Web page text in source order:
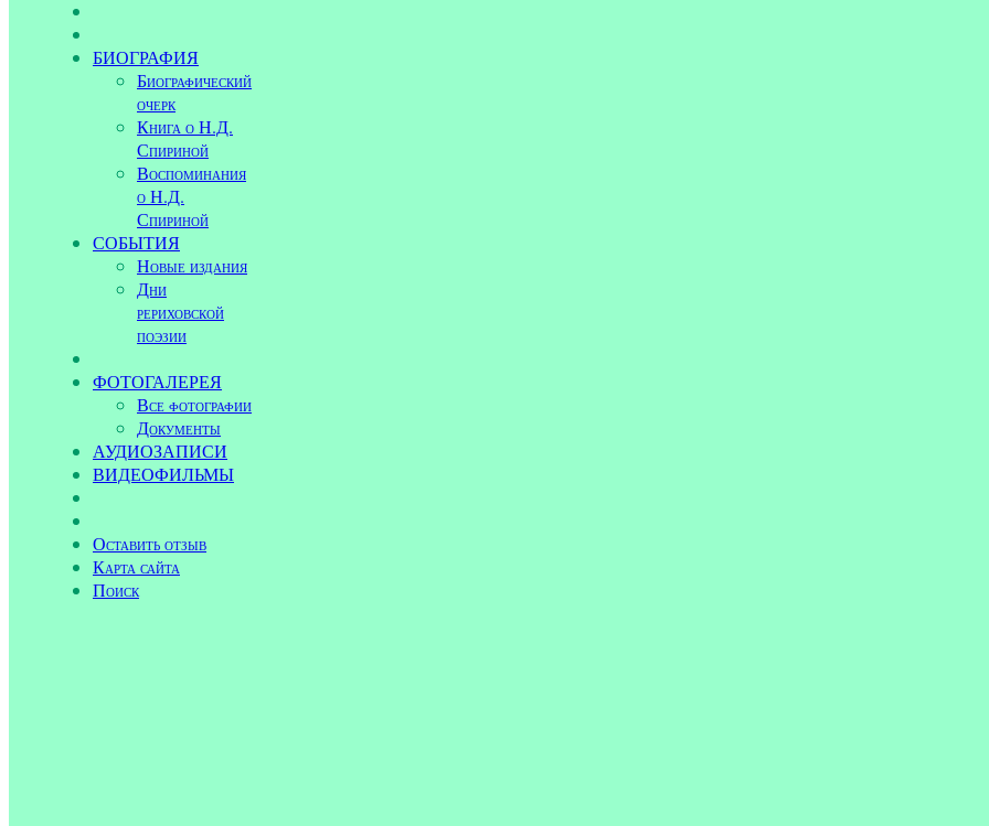
БИОГРАФИЯ
Биографический
очерк
Книга о Н.Д.
Спириной
Воспоминания
о Н.Д.
Спириной
СОБЫТИЯ
Новые издания
Дни
рериховской
поэзии
ФОТОГАЛЕРЕЯ
Все фотографии
Документы
АУДИОЗАПИСИ
ВИДЕОФИЛЬМЫ
Оставить отзыв
Карта сайта
Поиск